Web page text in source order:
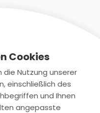
Cookies
die Nutzung unserer
einschließlich des
und Ihnen
angepasste